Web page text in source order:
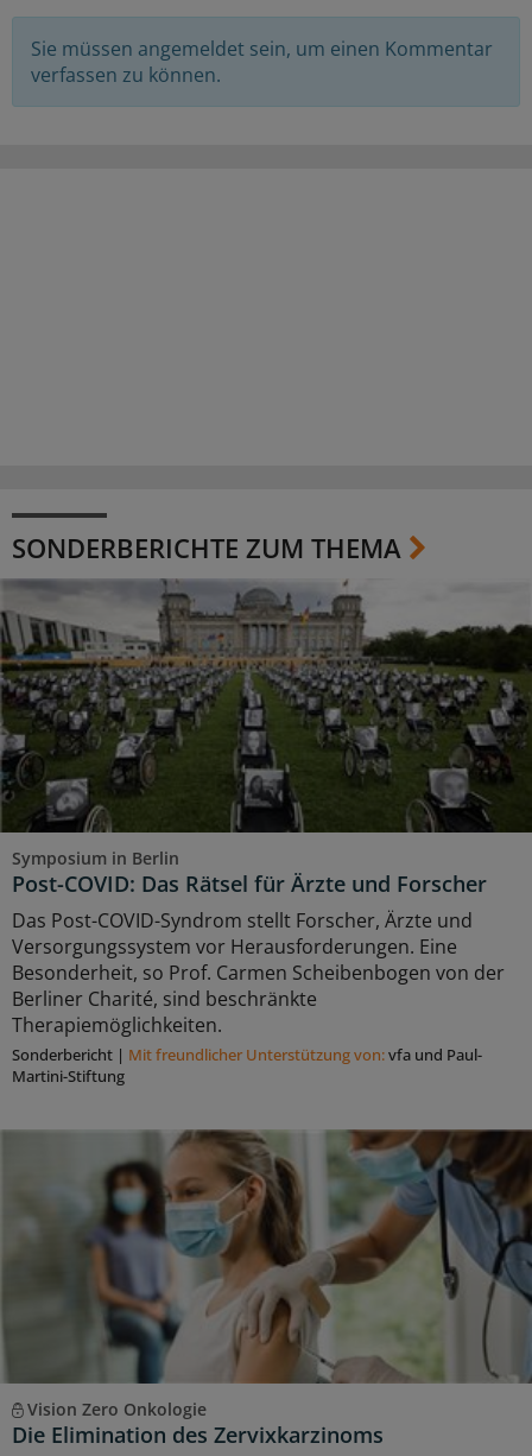
Sie müssen angemeldet sein, um einen Kommentar
verfassen zu können.
SONDERBERICHTE ZUM THEMA
Symposium in Berlin
Post-COVID: Das Rätsel für Ärzte und Forscher
Das Post-COVID-Syndrom stellt Forscher, Ärzte und
Versorgungssystem vor Herausforderungen. Eine
Besonderheit, so Prof. Carmen Scheibenbogen von der
Berliner Charité, sind beschränkte
Therapiemöglichkeiten.
Sonderbericht | Mit freundlicher Unterstützung von:vfa und Paul-
Martini-Stiftung
Vision Zero Onkologie
Die Elimination des Zervixkarzinoms